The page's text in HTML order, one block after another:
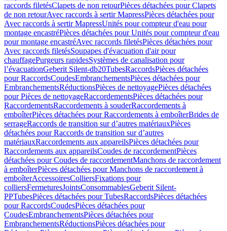
raccords filetésClapets de non retourPièces détachées pour Clapets
de non retourAvec raccords à sertir MapressPièces détachées pour
Avec raccords à sertir MapressUnités pour compteur d'eau pour
montage encastréPièces détachées pour Unités pour compteur d'eau
pour montage encastréAvec raccords filetésPièces détachées pour
Avec raccords filetésSoupapes d'évacuation d'air pour
chauffagePurgeurs rapidesSystèmes de canalisation pour
l’évacuationGeberit Silent-db20TubesRaccordsPièces détachées
pour RaccordsCoudesEmbranchementsPièces détachées pour
EmbranchementsRéductionsPièces de nettoyagePièces détachées
pour Pièces de nettoyageRaccordementsPièces détachées pour
RaccordementsRaccordements à souderRaccordements à
emboîterPièces détachées pour Raccordements à emboîterBrides de
serrageRaccords de transition sur d’autres matériauxPièces
détachées pour Raccords de transition sur d’autres
matériauxRaccordements aux appareilsPièces détachées pour
Raccordements aux appareilsCoudes de raccordementPièces
détachées pour Coudes de raccordementManchons de raccordement
à emboîterPièces détachées pour Manchons de raccordement à
emboîterAccessoiresColliersFixations pour
colliersFermeturesJointsConsommablesGeberit Silent-
PPTubesPièces détachées pour TubesRaccordsPièces détachées
pour RaccordsCoudesPièces détachées pour
CoudesEmbranchementsPièces détachées pour
EmbranchementsRéductionsPièces détachées pour